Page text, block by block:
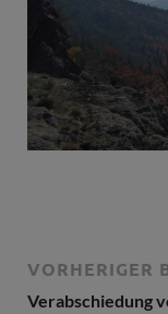
VORHERIGER
Verabschiedung